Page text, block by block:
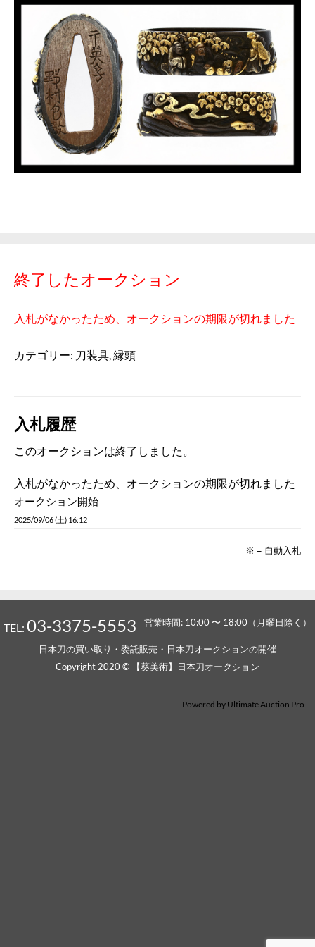
終了したオークション
入札がなかったため、オークションの期限が切れました
カテゴリー: 刀装具,縁頭
入札履歴
このオークションは終了しました。
入札がなかったため、オークションの期限が切れました
オークション開始
2025/09/06 (土) 16:12
※ = 自動入札
TEL:03-3375-5553 営業時間: 10:00 〜 18:00（月曜日除く）
日本刀の買い取り・委託販売・日本刀オークションの開催
Copyright 2020 © 【葵美術】日本刀オークション
Powered by Ultimate Auction Pro